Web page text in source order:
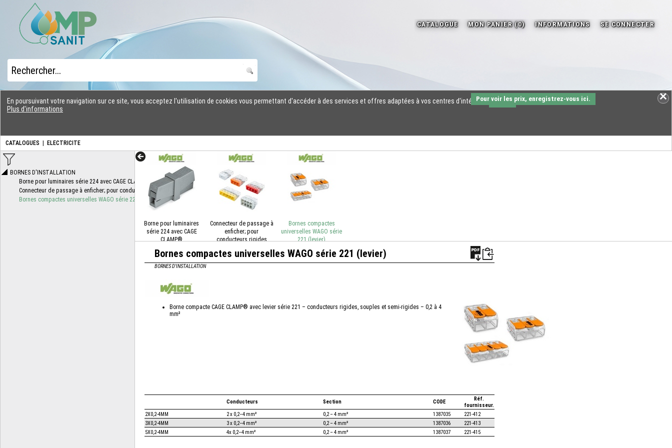
CATALOGUES ELECTRICITE
En poursuivant votre navigation sur ce site, vous acceptez l'utilisation de cookies vous permettant d'accéder à des services et offres adaptées à vos centres d'intérêts.
Plus d'informations
OK
Borne pour luminaires
série 224 avec CAGE
CLAMP®
Connecteur de passage à
enficher; pour
conducteurs rigides
Bornes compactes
universelles WAGO série
221 (levier)
Pour voir les prix, enregistrez-vous ici.